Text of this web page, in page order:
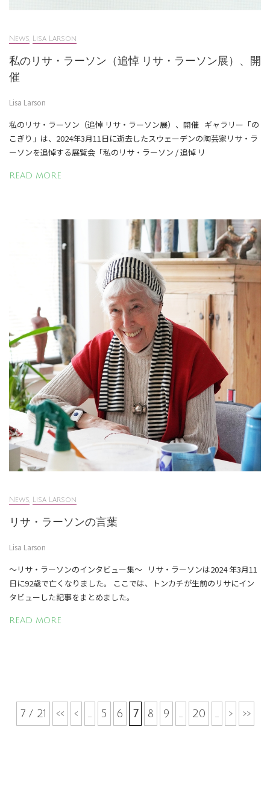
News, Lisa Larson
私のリサ・ラーソン（追悼 リサ・ラーソン展）、開
催
Lisa Larson
私のリサ・ラーソン（追悼 リサ・ラーソン展）、開催 ギャラリー「の
こぎり」は、2024年3月11日に逝去したスウェーデンの陶芸家リサ・ラ
ーソンを追悼する展覧会「私のリサ・ラーソン / 追悼 リ
READ MORE
News, Lisa Larson
リサ・ラーソンの言葉
Lisa Larson
〜リサ・ラーソンのインタビュー集〜 リサ・ラーソンは2024 年3月11
日に92歳で亡くなりました。 ここでは、トンカチが生前のリサにイン
タビューした記事をまとめました。
READ MORE
7 / 21 << < ... 5 6 7 8 9 ... 20 ... > >>